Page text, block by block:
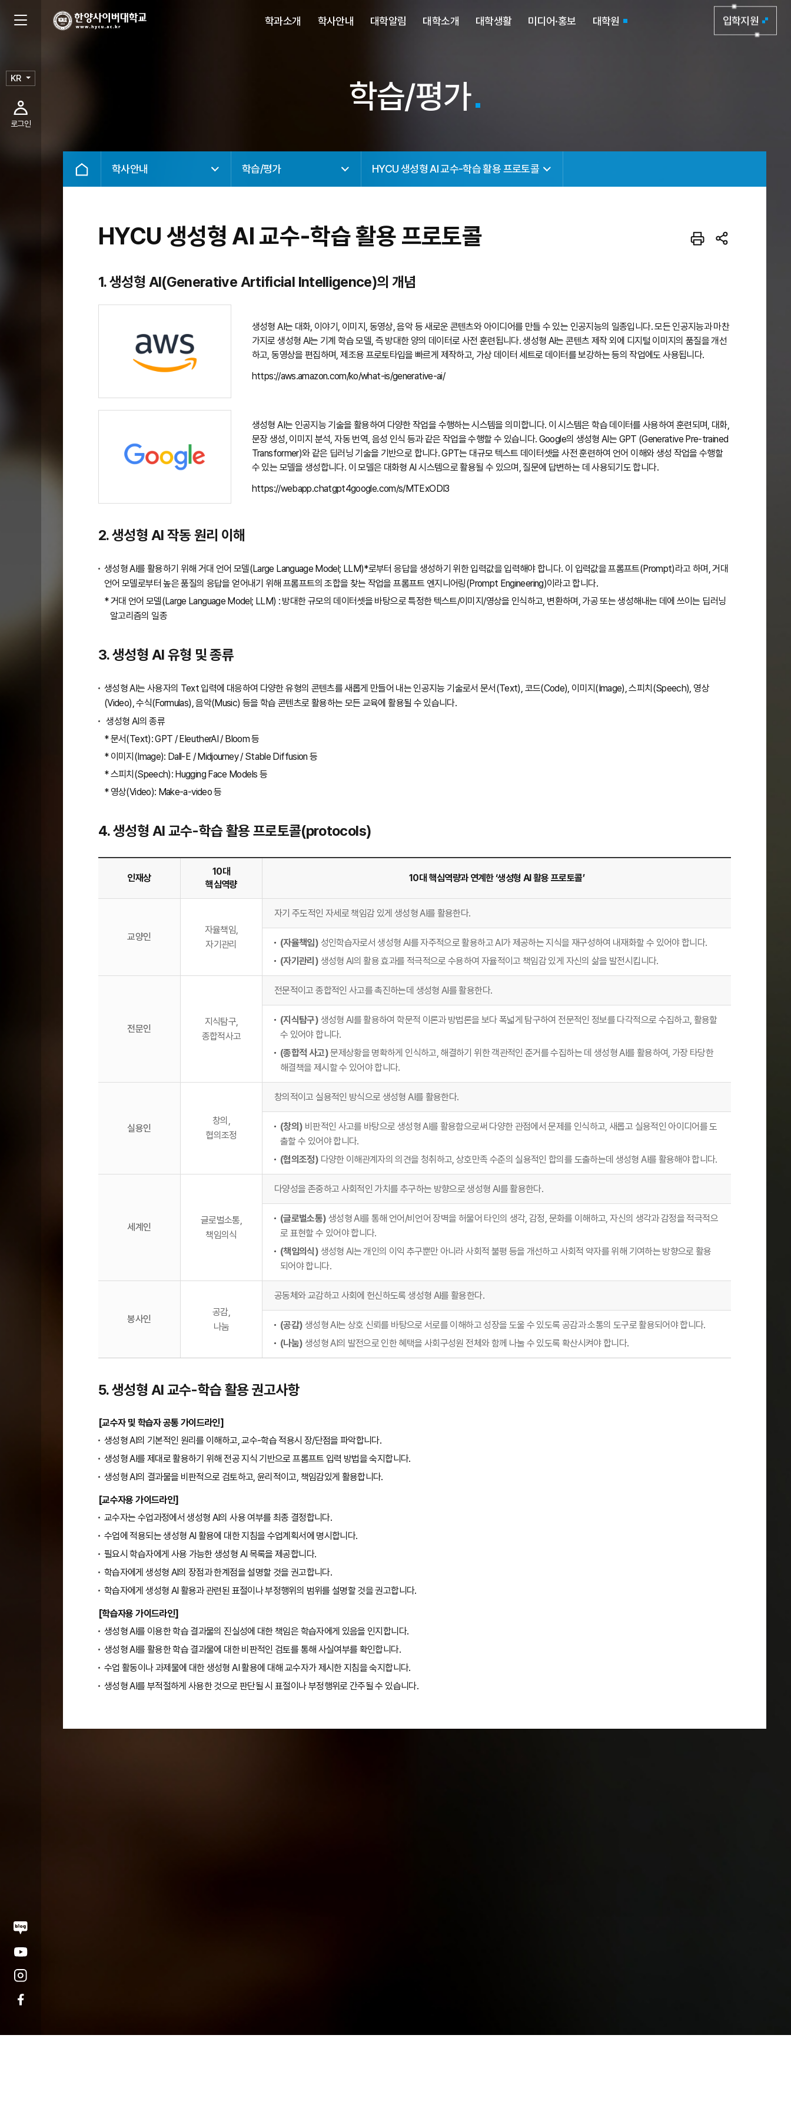
학과소개 학사안내 대학알림 대학소개 대학생활 미디어·홍보 대학원 입학지원
KR
로그인
학습/평가
학사안내 학습/평가 HYCU 생성형 AI 교수-학습 활용 프로토콜
HYCU 생성형 AI 교수-학습 활용 프로토콜
1. 생성형 AI(Generative Artificial Intelligence)의 개념
생성형 AI는 대화, 이야기, 이미지, 동영상, 음악 등 새로운 콘텐츠와 아이디어를 만들 수 있는 인공지능의 일종입니다. 모든 인공지능과 마찬
가지로 생성형 AI는 기계 학습 모델, 즉 방대한 양의 데이터로 사전 훈련됩니다. 생성형 AI는 콘텐츠 제작 외에 디지털 이미지의 품질을 개선
하고, 동영상을 편집하며, 제조용 프로토타입을 빠르게 제작하고, 가상 데이터 세트로 데이터를 보강하는 등의 작업에도 사용됩니다.
https://aws.amazon.com/ko/what-is/generative-ai/
생성형 AI는 인공지능 기술을 활용하여 다양한 작업을 수행하는 시스템을 의미합니다. 이 시스템은 학습 데이터를 사용하여 훈련되며, 대화,
문장 생성, 이미지 분석, 자동 번역, 음성 인식 등과 같은 작업을 수행할 수 있습니다. Google의 생성형 AI는 GPT (Generative Pre-trained
Transformer)와 같은 딥러닝 기술을 기반으로 합니다. GPT는 대규모 텍스트 데이터셋을 사전 훈련하여 언어 이해와 생성 작업을 수행할
수 있는 모델을 생성합니다. 이 모델은 대화형 AI 시스템으로 활용될 수 있으며, 질문에 답변하는 데 사용되기도 합니다.
https://webapp.chatgpt4google.com/s/MTExODI3
2. 생성형 AI 작동 원리 이해
생성형 AI를 활용하기 위해 거대 언어 모델(Large Language Model; LLM)*로부터 응답을 생성하기 위한 입력값을 입력해야 합니다. 이 입력값을 프롬프트(Prompt)라고 하며, 거대
언어 모델로부터 높은 품질의 응답을 얻어내기 위해 프롬프트의 조합을 찾는 작업을 프롬프트 엔지니어링(Prompt Engineering)이라고 합니다.
* 거대 언어 모델(Large Language Model; LLM) : 방대한 규모의 데이터셋을 바탕으로 특정한 텍스트/이미지/영상을 인식하고, 변환하며, 가공 또는 생성해내는 데에 쓰이는 딥러닝
알고리즘의 일종
3. 생성형 AI 유형 및 종류
생성형 AI는 사용자의 Text 입력에 대응하여 다양한 유형의 콘텐츠를 새롭게 만들어 내는 인공지능 기술로서 문서(Text), 코드(Code), 이미지(Image), 스피치(Speech), 영상
(Video), 수식(Formulas), 음악(Music) 등을 학습 콘텐츠로 활용하는 모든 교육에 활용될 수 있습니다.
생성형 AI의 종류
* 문서(Text): GPT / EleutherAI / Bloom 등
* 이미지(Image): Dall-E / Midjourney / Stable Diffusion 등
* 스피치(Speech): Hugging Face Models 등
* 영상(Video): Make-a-video 등
4. 생성형 AI 교수-학습 활용 프로토콜(protocols)
인재상
10대
핵심역량
10대 핵심역량과 연계한 ‘생성형 AI 활용 프로토콜’
교양인
자율책임,
자기관리
자기 주도적인 자세로 책임감 있게 생성형 AI를 활용한다.
(자율책임) 성인학습자로서 생성형 AI를 자주적으로 활용하고 AI가 제공하는 지식을 재구성하여 내재화할 수 있어야 합니다.
(자기관리) 생성형 AI의 활용 효과를 적극적으로 수용하여 자율적이고 책임감 있게 자신의 삶을 발전시킵니다.
전문인
지식탐구,
종합적사고
전문적이고 종합적인 사고를 촉진하는데 생성형 AI를 활용한다.
(지식탐구) 생성형 AI를 활용하여 학문적 이론과 방법론을 보다 폭넓게 탐구하여 전문적인 정보를 다각적으로 수집하고, 활용할
수 있어야 합니다.
(종합적 사고)문제상황을 명확하게 인식하고, 해결하기 위한 객관적인 준거를 수집하는 데 생성형 AI를 활용하여, 가장 타당한
해결책을 제시할 수 있어야 합니다.
실용인
창의,
협의조정
창의적이고 실용적인 방식으로 생성형 AI를 활용한다.
(창의) 비판적인 사고를 바탕으로 생성형 AI를 활용함으로써 다양한 관점에서 문제를 인식하고, 새롭고 실용적인 아이디어를 도
출할 수 있어야 합니다.
(협의조정) 다양한 이해관계자의 의견을 청취하고, 상호만족 수준의 실용적인 합의를 도출하는데 생성형 AI를 활용해야 합니다.
세계인
글로벌소통,
책임의식
다양성을 존중하고 사회적인 가치를 추구하는 방향으로 생성형 AI를 활용한다.
(글로벌소통) 생성형 AI를 통해 언어/비언어 장벽을 허물어 타인의 생각, 감정, 문화를 이해하고, 자신의 생각과 감정을 적극적으
로 표현할 수 있어야 합니다.
(책임의식) 생성형 AI는 개인의 이익 추구뿐만 아니라 사회적 불평 등을 개선하고 사회적 약자를 위해 기여하는 방향으로 활용
되어야 합니다.
봉사인
공감,
나눔
공동체와 교감하고 사회에 헌신하도록 생성형 AI를 활용한다.
(공감) 생성형 AI는 상호 신뢰를 바탕으로 서로를 이해하고 성장을 도울 수 있도록 공감과 소통의 도구로 활용되어야 합니다.
(나눔) 생성형 AI의 발전으로 인한 혜택을 사회구성원 전체와 함께 나눌 수 있도록 확산시켜야 합니다.
5. 생성형 AI 교수-학습 활용 권고사항
[교수자 및 학습자 공통 가이드라인]
생성형 AI의 기본적인 원리를 이해하고, 교수-학습 적용시 장/단점을 파악합니다.
생성형 AI를 제대로 활용하기 위해 전공 지식 기반으로 프롬프트 입력 방법을 숙지합니다.
생성형 AI의 결과물을 비판적으로 검토하고, 윤리적이고, 책임감있게 활용합니다.
[교수자용 가이드라인]
교수자는 수업과정에서 생성형 AI의 사용 여부를 최종 결정합니다.
수업에 적용되는 생성형 AI 활용에 대한 지침을 수업계획서에 명시합니다.
필요시 학습자에게 사용 가능한 생성형 AI 목록을 제공합니다.
학습자에게 생성형 AI의 장점과 한계점을 설명할 것을 권고합니다.
학습자에게 생성형 AI 활용과 관련된 표절이나 부정행위의 범위를 설명할 것을 권고합니다.
[학습자용 가이드라인]
생성형 AI를 이용한 학습 결과물의 진실성에 대한 책임은 학습자에게 있음을 인지합니다.
생성형 AI를 활용한 학습 결과물에 대한 비판적인 검토를 통해 사실여부를 확인합니다.
수업 활동이나 과제물에 대한 생성형 AI 활용에 대해 교수자가 제시한 지침을 숙지합니다.
생성형 AI를 부적절하게 사용한 것으로 판단될 시 표절이나 부정행위로 간주될 수 있습니다.